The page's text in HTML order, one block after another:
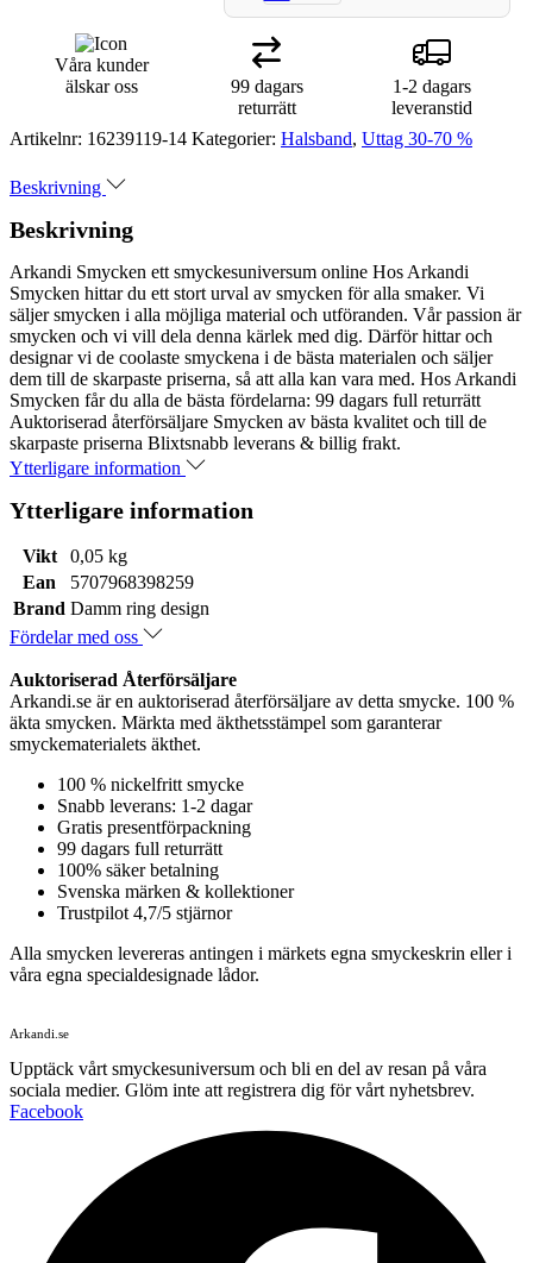
Våra kunder
älskar oss
99 dagars
returrätt
1-2 dagars
leveranstid
Artikelnr: 16239119-14 Kategorier: Halsband, Uttag 30-70 %
Beskrivning
Beskrivning
Arkandi Smycken ett smyckesuniversum online Hos Arkandi
Smycken hittar du ett stort urval av smycken för alla smaker. Vi
säljer smycken i alla möjliga material och utföranden. Vår passion är
smycken och vi vill dela denna kärlek med dig. Därför hittar och
designar vi de coolaste smyckena i de bästa materialen och säljer
dem till de skarpaste priserna, så att alla kan vara med. Hos Arkandi
Smycken får du alla de bästa fördelarna: 99 dagars full returrätt
Auktoriserad återförsäljare Smycken av bästa kvalitet och till de
skarpaste priserna Blixtsnabb leverans & billig frakt.
Ytterligare information
Ytterligare information
Vikt
0,05 kg
Ean
5707968398259
Brand Damm ring design
Fördelar med oss
Auktoriserad Återförsäljare
Arkandi.se är en auktoriserad återförsäljare av detta smycke. 100 %
äkta smycken. Märkta med äkthetsstämpel som garanterar
smyckematerialets äkthet.
100 % nickelfritt smycke
Snabb leverans: 1-2 dagar
Gratis presentförpackning
99 dagars full returrätt
100% säker betalning
Svenska märken & kollektioner
Trustpilot 4,7/5 stjärnor
Alla smycken levereras antingen i märkets egna smyckeskrin eller i
våra egna specialdesignade lådor.
Arkandi.se
Upptäck vårt smyckesuniversum och bli en del av resan på våra
sociala medier. Glöm inte att registrera dig för vårt nyhetsbrev.
Facebook